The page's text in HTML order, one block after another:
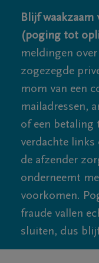
Blijf
(poging tot
meldingen
zogezegde
mom van een
mailadressen,
of een betaling
verdachte
de afzender
onderneemt
voorkomen.
fraude vallen
sluiten, dus